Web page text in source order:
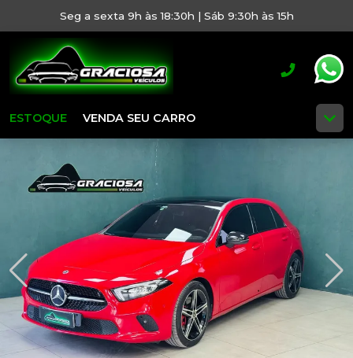
Seg a sexta 9h às 18:30h | Sáb 9:30h às 15h
ESTOQUE VENDA SEU CARRO